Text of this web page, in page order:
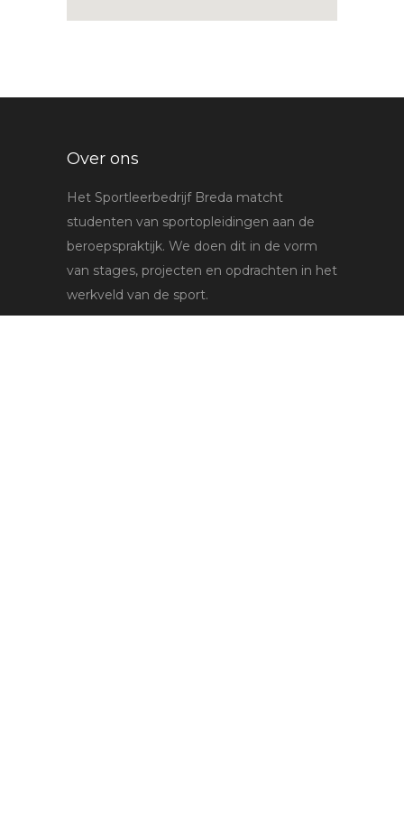
Over ons
Het Sportleerbedrijf Breda matcht
studenten van sportopleidingen aan de
beroepspraktijk. We doen dit in de vorm
van stages, projecten en opdrachten in het
werkveld van de sport.